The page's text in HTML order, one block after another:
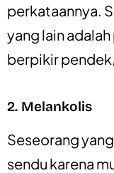
perkataannya.
yang lain
berpikir
2. Melankolis
Seseorang
sendu karena